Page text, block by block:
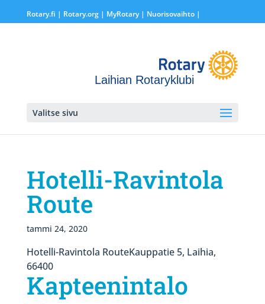
Rotary.fi | Rotary.org| MyRotary | Nuorisovaihto|
Laihian Rotaryklubi
Valitse sivu
Hotelli-Ravintola
Route
tammi 24, 2020
Hotelli-Ravintola RouteKauppatie 5, Laihia,
66400
Kapteenintalo